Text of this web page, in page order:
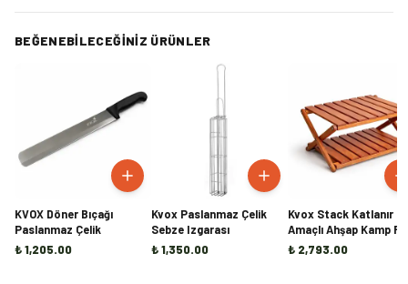
BEĞENEBILECEĞINIZ ÜRÜNLER
KVOX Döner Bıçağı
Paslanmaz Çelik
₺ 1,205.00
Kvox Paslanmaz Çelik
Sebze Izgarası
₺ 1,350.00
Kvox Stack Katlanır
Amaçlı Ahşap Kamp
Handmade
₺ 2,793.00